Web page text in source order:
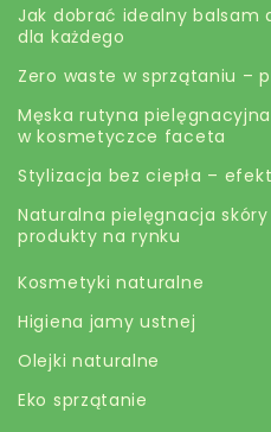
EKO butik
Jak dobrać idealny balsam
dla każdego
Zero waste w sprzątaniu –
Męska rutyna
w kosmetyczce faceta
Stylizacja bez ciepła –
Naturalna pielęgnacja
produkty na rynku
Kosmetyki naturalne
Higiena jamy ustnej
Olejki naturalne
Eko sprzątanie